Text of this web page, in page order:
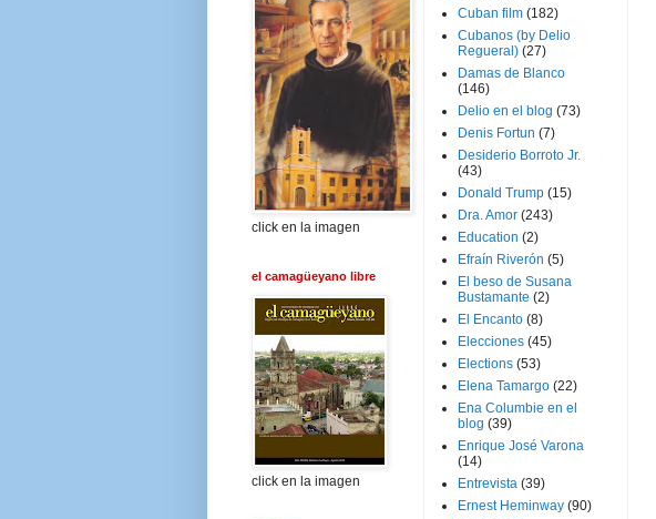
click en la imagen
el camagüeyano libre
click en la imagen
Cuban film (182)
Cubanos (by Delio
Regueral) (27)
Damas de Blanco
(146)
Delio en el blog (73)
Denis Fortun (7)
Desiderio Borroto Jr.
(43)
Donald Trump (15)
Dra. Amor (243)
Education (2)
Efraín Riverón (5)
El beso de Susana
Bustamante (2)
El Encanto (8)
Elecciones (45)
Elections (53)
Elena Tamargo (22)
Ena Columbie en el
blog (39)
Enrique José Varona
(14)
Entrevista (39)
Ernest Heminway (90)